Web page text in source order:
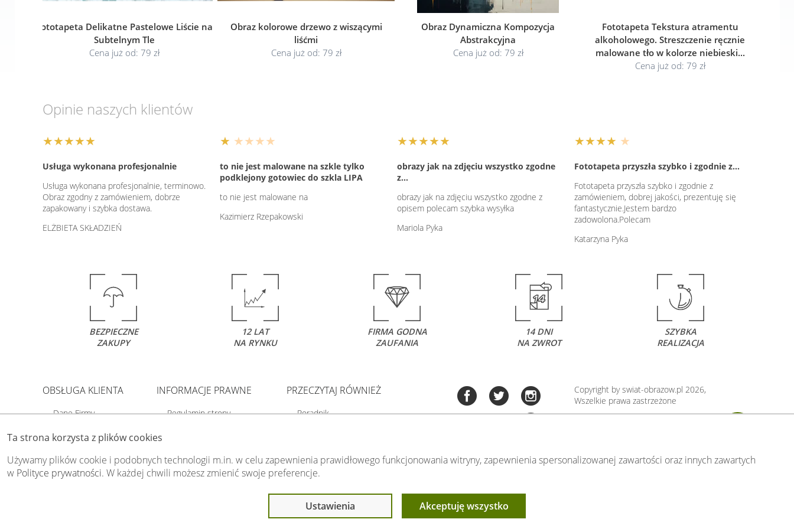
Ta strona korzysta z plików cookies
Używamy plików cookie i podobnych technologii m.in. w celu zapewnienia prawidłowego funkcjonowania witryny, zapewnienia spersonalizowanej zawartości oraz innych zawartych
w Polityce prywatności. W każdej chwili możesz zmienić swoje preferencje.
Ustawienia Akceptuję wszystko
Fototapeta Delikatne Pastelowe Liście na
Subtelnym Tle
Cena już od: 79 zł
Obraz kolorowe drzewo z wiszącymi
liśćmi
Cena już od: 79 zł
Obraz Dynamiczna Kompozycja
Abstrakcyjna
Cena już od: 79 zł
Fototapeta Tekstura atramentu
alkoholowego. Streszczenie ręcznie
malowane tło w kolorze niebieski...
Cena już od: 79 zł
Opinie naszych klientów
★★★★★
Usługa wykonana profesjonalnie
Usługa wykonana profesjonalnie, terminowo.
Obraz zgodny z zamówieniem, dobrze
zapakowany i szybka dostawa.
ELŻBIETA SKŁADZIEŃ
★ ★★★★
to nie jest malowane na szkle tylko
podklejony gotowiec do szkla LIPA
to nie jest malowane na
Kazimierz Rzepakowski
★★★★★
obrazy jak na zdjęciu wszystko zgodne
z…
obrazy jak na zdjęciu wszystko zgodne z
opisem polecam szybka wysyłka
Mariola Pyka
★★★★ ★
Fototapeta przyszła szybko i zgodnie z…
Fototapeta przyszła szybko i zgodnie z
zamówieniem, dobrej jakości, prezentuję się
fantastycznie.Jestem bardzo
zadowolona.Polecam
Katarzyna Pyka
BEZPIECZNE
ZAKUPY
12 LAT
NA RYNKU
FIRMA GODNA
ZAUFANIA
14 DNI
NA ZWROT
SZYBKA
REALIZACJA
OBSŁUGA KLIENTA
Dane Firmy
Dostawa i płatność
Kody rabatowe
Kontakt
INFORMACJE PRAWNE
Regulamin strony
Odstąp od umowy tutaj
PRZECZYTAJ RÓWNIEŻ
Poradnik
Mapa strony
(pn-pt 8.00 - 15.00)
Copyright by swiat-obrazow.pl 2026,
Wszelkie prawa zastrzeżone